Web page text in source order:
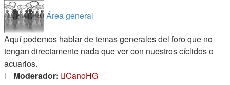
Área general
Aquí podemos hablar de temas generales del foro que no
tengan directamente nada que ver con nuestros cíclidos o
acuarios.
⊢ Moderador:
CanoHG